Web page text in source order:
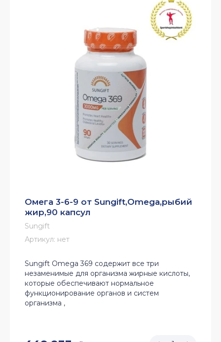
Омега 3-6-9 от Sungift,Omega,рыбий
жир,90 капсул
Sungift
Артикул: нет
Sungift Omega 369 содержит все три
незаменимые для организма жирные кислоты,
которые обеспечивают нормальное
функционирование органов и систем
организма ,